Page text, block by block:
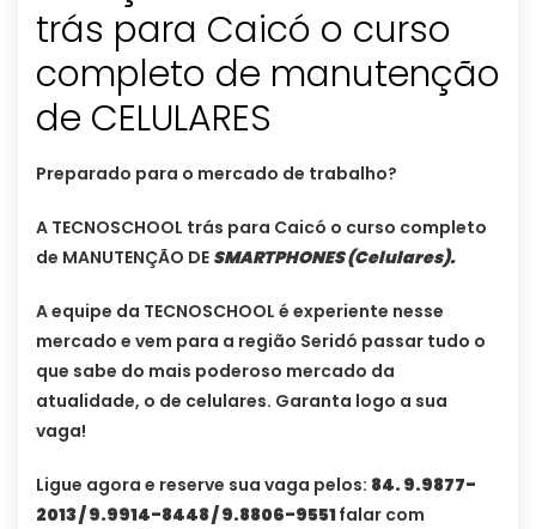
trás para Caicó o curso
completo de manutenção
de CELULARES
Preparado para o mercado de trabalho?
A TECNOSCHOOL trás para Caicó o curso completo
de MANUTENÇÃO DE SMARTPHONES (Celulares).
A equipe da TECNOSCHOOL é experiente nesse
mercado e vem para a região Seridó passar tudo o
que sabe do mais poderoso mercado da
atualidade, o de celulares. Garanta logo a sua
vaga!
Ligue agora e reserve sua vaga pelos: 84. 9.9877-
2013 / 9.9914-8448 / 9.8806-9551falar com